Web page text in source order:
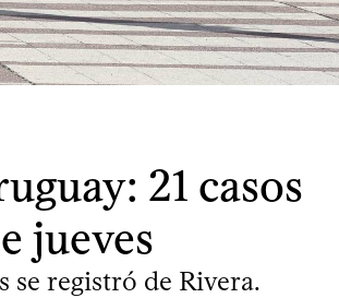
21 casos
jueves
se registró de Rivera.